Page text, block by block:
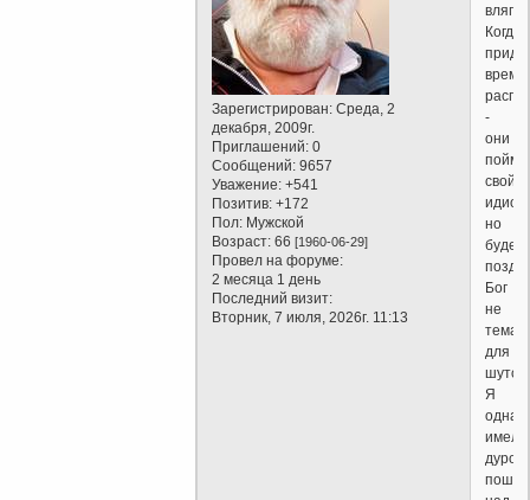
Зарегистрирован: Среда, 2
декабря, 2009г.
Приглашений: 0
Сообщений: 9657
Уважение: +541
Позитив: +172
Пол: Мужской
Возраст: 66[1960-06-29]
Провел на форуме:
2 месяца 1 день
Последний визит:
Вторник, 7 июля, 2026г. 11:13
Когда
время
-
они
свой
но
будет
Бог
не
тема
для
Я
имел